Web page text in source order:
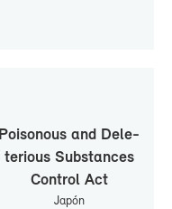
Poi­so­nous and De­le­
te­rious Subs­tan­ces
Con­trol Act
Ja­pón